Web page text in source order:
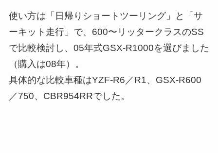
使い方は「日帰りショートツーリング」と「サ
ーキット走行」で、600〜リッタークラスのSS
で比較検討し、05年式GSX-R1000を選びました
（購入は08年）。
具体的な比較車種はYZF-R6／R1、GSX-R600
／750、CBR954RRでした。